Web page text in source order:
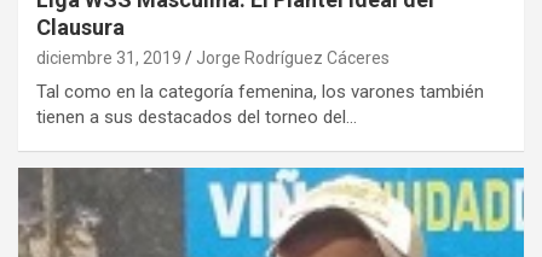
Clausura
diciembre 31, 2019 Jorge Rodríguez Cáceres
Tal como en la categoría femenina, los varones también
tienen a sus destacados del torneo del…